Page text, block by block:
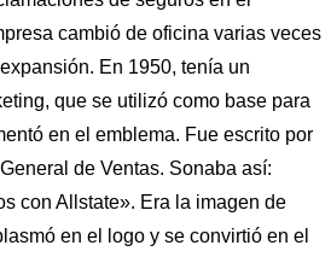
cambió de oficina varias veces
En 1950, tenía un
que se utilizó como base para
en el emblema. Fue escrito por
de Ventas. Sonaba así:
con Allstate». Era la imagen de
en el logo y se convirtió en el